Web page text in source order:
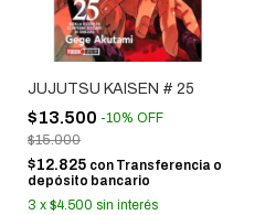
JUJUTSU KAISEN # 25
$13.500 -10% OFF
$15.000
$12.825 con Transferencia o
depósito bancario
3 x $4.500 sin interés